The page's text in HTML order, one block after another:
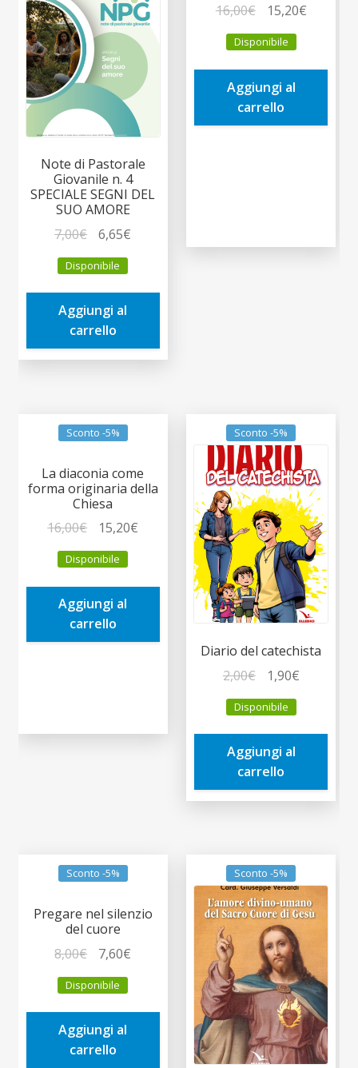
Note di Pastorale
Giovanile n. 4
SPECIALE SEGNI DEL
SUO AMORE
7,00€
prezzo
originale
era:
7,00€.
6,65€
è:
Disponibile
Aggiungi al
carrello
16,00€
prezzo
originale
era:
16,00€.
15,20€Il
è:
Disponibile
Aggiungi al
carrello
Sconto -5%
La diaconia come
forma originaria della
Chiesa
16,00€
prezzo
originale
era:
16,00€.
15,20€
è:
Disponibile
Aggiungi al
carrello
Sconto -5%
Diario del catechista
2,00€
prezzo
originale
era:
2,00€.
1,90€Il
è:
Disponibile
Aggiungi al
carrello
Sconto -5%
Pregare nel silenzio
del cuore
8,00€
prezzo
originale
era:
8,00€.
7,60€
è:
Disponibile
Aggiungi al
carrello
Sconto -5%